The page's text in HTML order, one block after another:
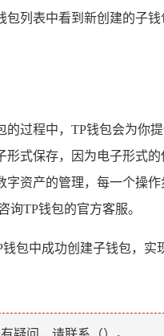
包列表中看到新创建的子
的过程中，TP钱包会为你
式保存，因为电子形式
字资产的管理，每一个操
询TP钱包的官方客服。
包中成功创建子钱包，